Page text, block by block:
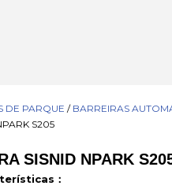
DE PARQUE / BARREIRAS
S205
SISNID NPARK
：